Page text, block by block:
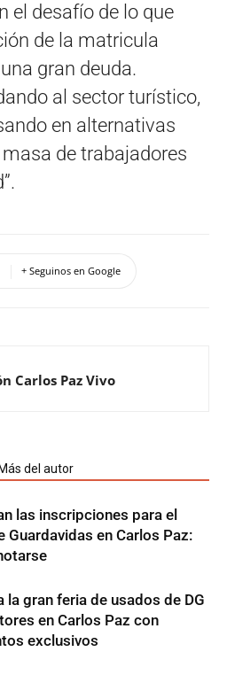
el desafío de lo que
de la matricula
gran deuda.
al sector turístico,
en alternativas
de trabajadores
+ Seguinos en Google
Carlos Paz Vivo
Más del autor
las inscripciones para el
Guardavidas en Carlos Paz:
la gran feria de usados de DG
en Carlos Paz con
exclusivos